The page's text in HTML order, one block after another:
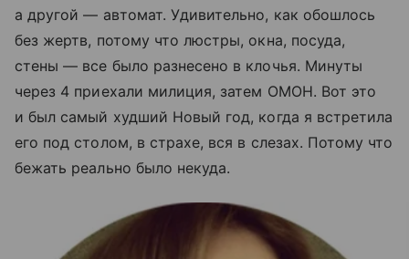
а другой — автомат. Удивительно, как обошлось
без жертв, потому что люстры, окна, посуда,
стены — все было разнесено в клочья. Минуты
через 4 приехали милиция, затем ОМОН. Вот это
и был самый худший Новый год, когда я встретила
его под столом, в страхе, вся в слезах. Потому что
бежать реально было некуда.